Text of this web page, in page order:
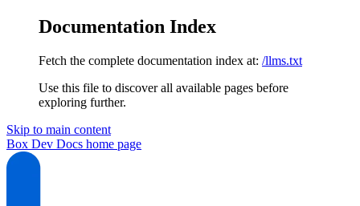
Documentation Index
Fetch the complete documentation index at: /llms.txt
Use this file to discover all available pages before
exploring further.
Skip to main content
Box Dev Docs home page